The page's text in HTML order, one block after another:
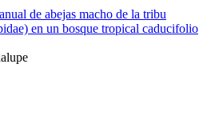
de abejas macho de la tribu
en un bosque tropical caducifolio